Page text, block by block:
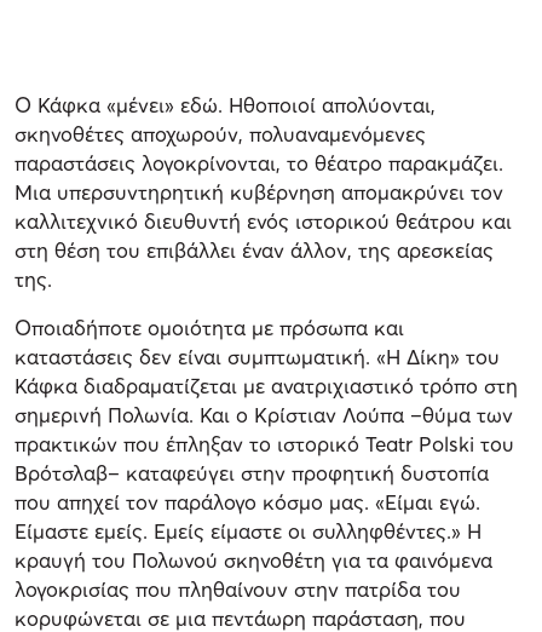
Ο Κάφκα «μένει» εδώ. Ηθοποιοί απολύονται,
σκηνοθέτες αποχωρούν, πολυαναμενόμενες
παραστάσεις λογοκρίνονται, το θέατρο παρακμάζει.
Μια υπερσυντηρητική κυβέρνηση απομακρύνει τον
καλλιτεχνικό διευθυντή ενός ιστορικού θεάτρου και
στη θέση του επιβάλλει έναν άλλον, της αρεσκείας
της.
Οποιαδήποτε ομοιότητα με πρόσωπα και
καταστάσεις δεν είναι συμπτωματική. «Η Δίκη» του
Κάφκα διαδραματίζεται με ανατριχιαστικό τρόπο στη
σημερινή Πολωνία. Και ο Κρίστιαν Λούπα –θύμα των
πρακτικών που έπληξαν το ιστορικό Teatr Polski του
Βρότσλαβ– καταφεύγει στην προφητική δυστοπία
που απηχεί τον παράλογο κόσμο μας. «Είμαι εγώ.
Είμαστε εμείς. Εμείς είμαστε οι συλληφθέντες.» Η
κραυγή του Πολωνού σκηνοθέτη για τα φαινόμενα
λογοκρισίας που πληθαίνουν στην πατρίδα του
κορυφώνεται σε μια πεντάωρη παράσταση, που